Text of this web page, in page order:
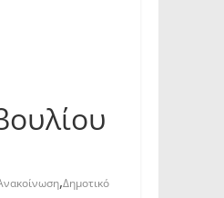
,Δημοτικό